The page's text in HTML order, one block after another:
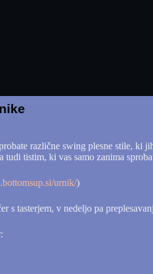
različne swing plesne stile, ki
tistim, ki vas samo zanima
urnik/)
s tasterjem, v nedeljo pa